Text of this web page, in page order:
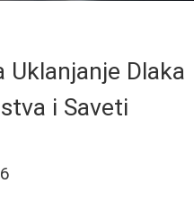
Uklanjanje Dlaka
i Saveti